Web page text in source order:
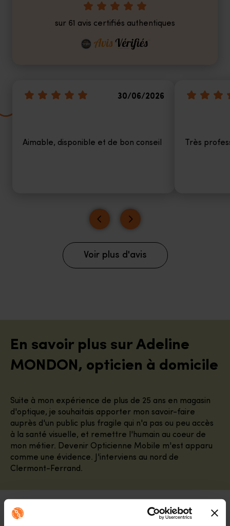
sur 61 avis certifiés authentiques
30/06/2026
Aimable, disponible et de bon conseil Très
Voir plus d'avis
En savoir plus sur Adeline
MONDON, opticien à domicile
Suite à mon expérience de plus de 25 ans en magasin
d'optique, je souhaitais apporter mon savoir-faire
auprès d'un public plus fragile qui n'a pas ou peu accès
à la santé visuelle, et remettre l'humain au coeur de
mon métier. Devenir Opticienne Mobile m'est apparu
comme une évidence. J'interviens au nord de
Clermont-Ferrand.
« A l'écoute »